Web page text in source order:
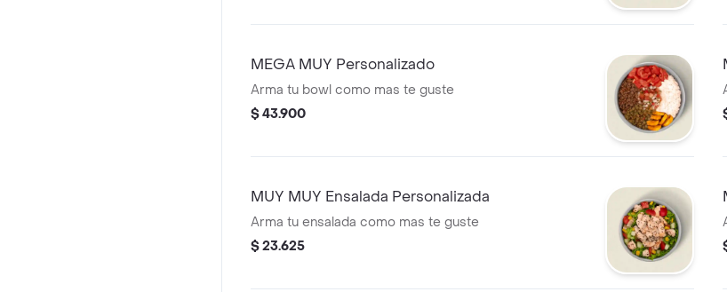
MEGA MUY Personalizado
Arma tu bowl como mas te guste
$ 43.900
MUY MUY Ensalada Personalizada
Arma tu ensalada como mas te guste
$ 23.625